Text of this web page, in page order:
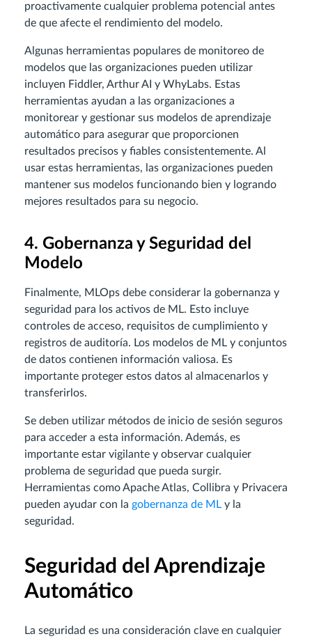
proactivamente cualquier problema potencial antes
de que afecte el rendimiento del modelo.
Algunas herramientas populares de monitoreo de
modelos que las organizaciones pueden utilizar
incluyen Fiddler, Arthur AI y WhyLabs. Estas
herramientas ayudan a las organizaciones a
monitorear y gestionar sus modelos de aprendizaje
automático para asegurar que proporcionen
resultados precisos y fiables consistentemente. Al
usar estas herramientas, las organizaciones pueden
mantener sus modelos funcionando bien y logrando
mejores resultados para su negocio.
4. Gobernanza y Seguridad del
Modelo
Finalmente, MLOps debe considerar la gobernanza y
seguridad para los activos de ML. Esto incluye
controles de acceso, requisitos de cumplimiento y
registros de auditoría. Los modelos de ML y conjuntos
de datos contienen información valiosa. Es
importante proteger estos datos al almacenarlos y
transferirlos.
Se deben utilizar métodos de inicio de sesión seguros
para acceder a esta información. Además, es
importante estar vigilante y observar cualquier
problema de seguridad que pueda surgir.
Herramientas como Apache Atlas, Collibra y Privacera
pueden ayudar con la gobernanza de ML y la
seguridad.
Seguridad del Aprendizaje
Automático
La seguridad es una consideración clave en cualquier